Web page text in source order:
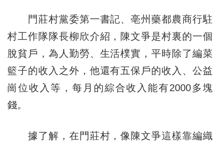
門莊村黨委第一書記、亳州藥都農商行駐
村工作隊隊長柳欣介紹，陳文爭是村裏的一個
脫貧戶，為人勤勞、生活樸實，平時除了編菜
籃子的收入之外，他還有五保戶的收入、公益
崗位收入等，每月的綜合收入能有2000多塊
錢。
據了解，在門莊村，像陳文爭這樣靠編織